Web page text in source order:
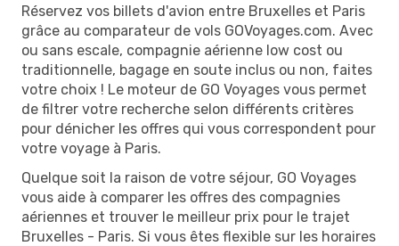
Réservez vos billets d'avion entre Bruxelles et Paris
grâce au comparateur de vols GOVoyages.com. Avec
ou sans escale, compagnie aérienne low cost ou
traditionnelle, bagage en soute inclus ou non, faites
votre choix ! Le moteur de GO Voyages vous permet
de filtrer votre recherche selon différents critères
pour dénicher les offres qui vous correspondent pour
votre voyage à Paris.
Quelque soit la raison de votre séjour, GO Voyages
vous aide à comparer les offres des compagnies
aériennes et trouver le meilleur prix pour le trajet
Bruxelles - Paris. Si vous êtes flexible sur les horaires